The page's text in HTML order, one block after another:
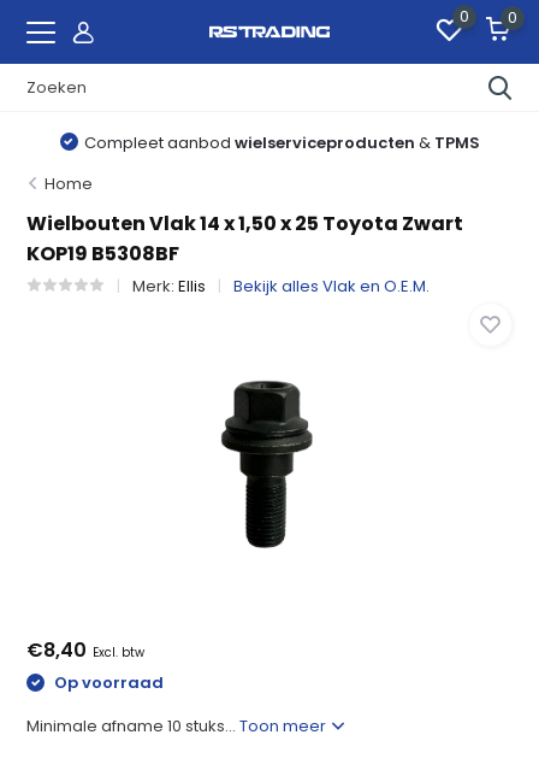
0 0
Compleet aanbod wielserviceproducten & TPMS
Home
Wielbouten Vlak 14 x 1,50 x 25 Toyota Zwart
KOP19 B5308BF
Merk:Ellis Bekijk alles Vlak en O.E.M.
€8,40 Excl. btw
Op voorraad
Minimale afname 10 stuks...Toon meer